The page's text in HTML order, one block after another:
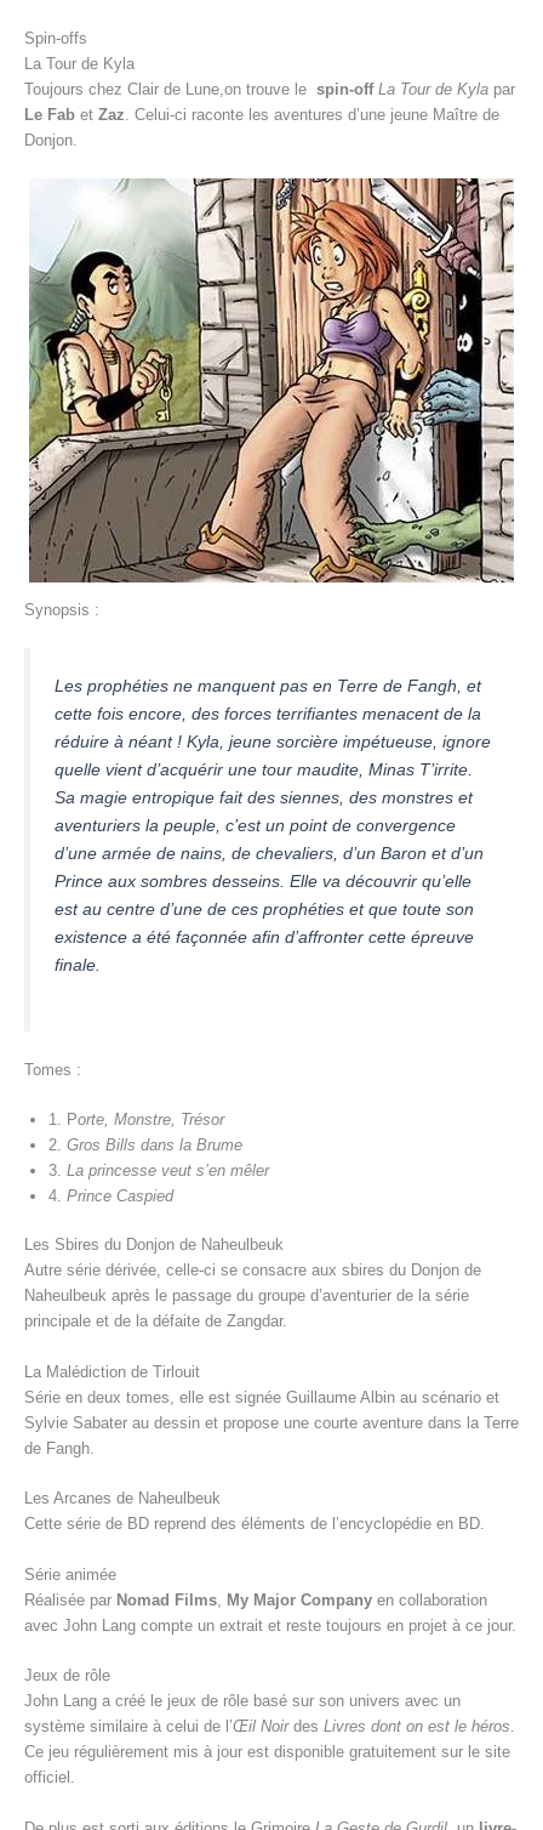
Spin-offs
La Tour de Kyla
Toujours chez Clair de Lune,on trouve le spin-off La Tour de Kyla par
Le Fab et Zaz. Celui-ci raconte les aventures d’une jeune Maître de
Donjon.
Synopsis :
Les prophéties ne manquent pas en Terre de Fangh, et
cette fois encore, des forces terrifiantes menacent de la
réduire à néant ! Kyla, jeune sorcière impétueuse, ignore
quelle vient d’acquérir une tour maudite, Minas T’irrite.
Sa magie entropique fait des siennes, des monstres et
aventuriers la peuple, c’est un point de convergence
d’une armée de nains, de chevaliers, d’un Baron et d’un
Prince aux sombres desseins. Elle va découvrir qu’elle
est au centre d’une de ces prophéties et que toute son
existence a été façonnée afin d’affronter cette épreuve
finale.
Tomes :
1. Porte, Monstre, Trésor
2. Gros Bills dans la Brume
3. La princesse veut s’en mêler
4. Prince Caspied
Les Sbires du Donjon de Naheulbeuk
Autre série dérivée, celle-ci se consacre aux sbires du Donjon de
Naheulbeuk après le passage du groupe d’aventurier de la série
principale et de la défaite de Zangdar.
La Malédiction de Tirlouit
Série en deux tomes, elle est signée Guillaume Albin au scénario et
Sylvie Sabater au dessin et propose une courte aventure dans la Terre
de Fangh.
Les Arcanes de Naheulbeuk
Cette série de BD reprend des éléments de l’encyclopédie en BD.
Série animée
Réalisée par Nomad Films My Major Company en collaboration
avec John Lang compte un extrait et reste toujours en projet à ce jour.
Jeux de rôle
John Lang a créé le jeux de rôle basé sur son univers avec un
système similaire à celui de l’Œil Noirdes Livres dont on est le héros.
Ce jeu régulièrement mis à jour est disponible gratuitement sur le site
officiel.